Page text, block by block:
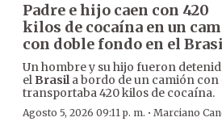
Padre e hijo caen con 420
kilos de cocaína en un
con doble fondo en el
Un hombre y su hijo fueron
el Brasila bordo de un camión
transportaba 420 kilos de cocaína.
Agosto 5, 2026 09:11 p. m. · Marciano